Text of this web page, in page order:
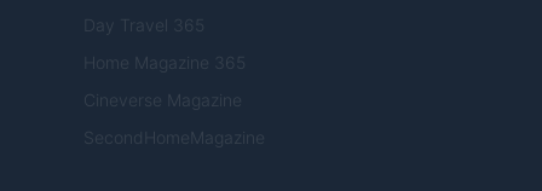
Day Travel 365
Home Magazine 365
Cineverse Magazine
SecondHomeMagazine